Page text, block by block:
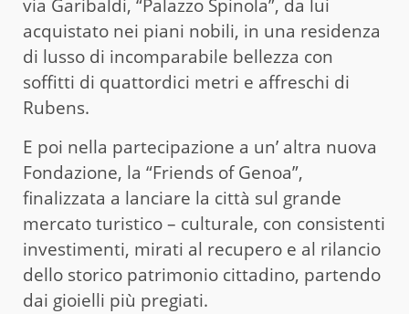
via Garibaldi, “Palazzo Spinola”, da lui
acquistato nei piani nobili, in una residenza
di lusso di incomparabile bellezza con
soffitti di quattordici metri e affreschi di
Rubens.
E poi nella partecipazione a un’ altra nuova
Fondazione, la “Friends of Genoa”,
finalizzata a lanciare la città sul grande
mercato turistico – culturale, con consistenti
investimenti, mirati al recupero e al rilancio
dello storico patrimonio cittadino, partendo
dai gioielli più pregiati.